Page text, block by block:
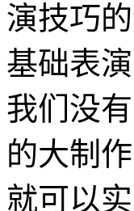
演技巧
基础表
我们没
的大制
就可以实